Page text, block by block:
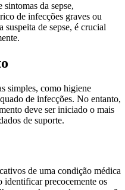
da sepse,
de infecções graves ou
suspeita de sepse, é crucial
simples, como higiene
de infecções. No entanto,
deve ser iniciado o mais
de suporte.
de uma condição médica
identificar precocemente os